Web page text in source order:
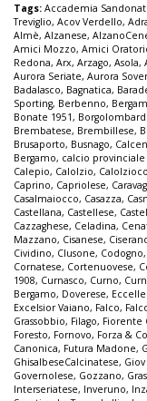
Tags: Accademia
Treviglio, Acov Verdello,
Almè, Alzanese,
Amici Mozzo, Amici
Redona, Arx, Arzago, Asola,
Aurora Seriate, Aurora
Badalasco, Bagnatica,
Sporting, Berbenno,
Bonate 1951,
Brembatese, Brembillese,
Brusaporto, Busnago,
Bergamo, calcio provinciale
Calepio, Calolzio,
Caprino, Capriolese,
Casalmaiocco, Casazza,
Castellana, Castellese,
Cazzaghese, Celadina,
Mazzano, Cisanese,
Cividino, Clusone, Codogno,
Cornatese, Cortenuovese,
1908, Curnasco, Curno,
Bergamo, Doverese,
Excelsior Vaiano, Falco,
Grassobbio, Filago, Fiorente
Foresto, Fornovo, Forza &
Canonica, Futura Madone,
GhisalbeseCalcinatese,
Governolese, Gozzano,
Interseriatese, Inveruno,